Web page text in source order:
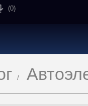
(0)